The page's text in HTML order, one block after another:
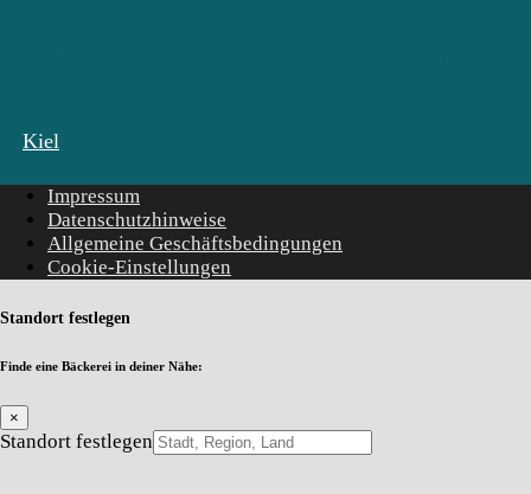
Kiel
Impressum
Datenschutzhinweise
Allgemeine Geschäftsbedingungen
Cookie-Einstellungen
Standort festlegen
Finde eine Bäckerei in deiner Nähe:
×
Standort festlegen